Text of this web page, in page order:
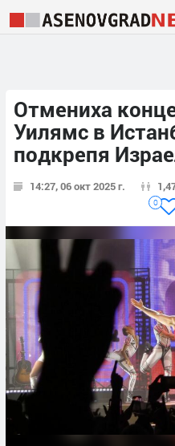
Отмениха
Уилямс в
подкрепя
14:27, 06 окт 2025 г.
0